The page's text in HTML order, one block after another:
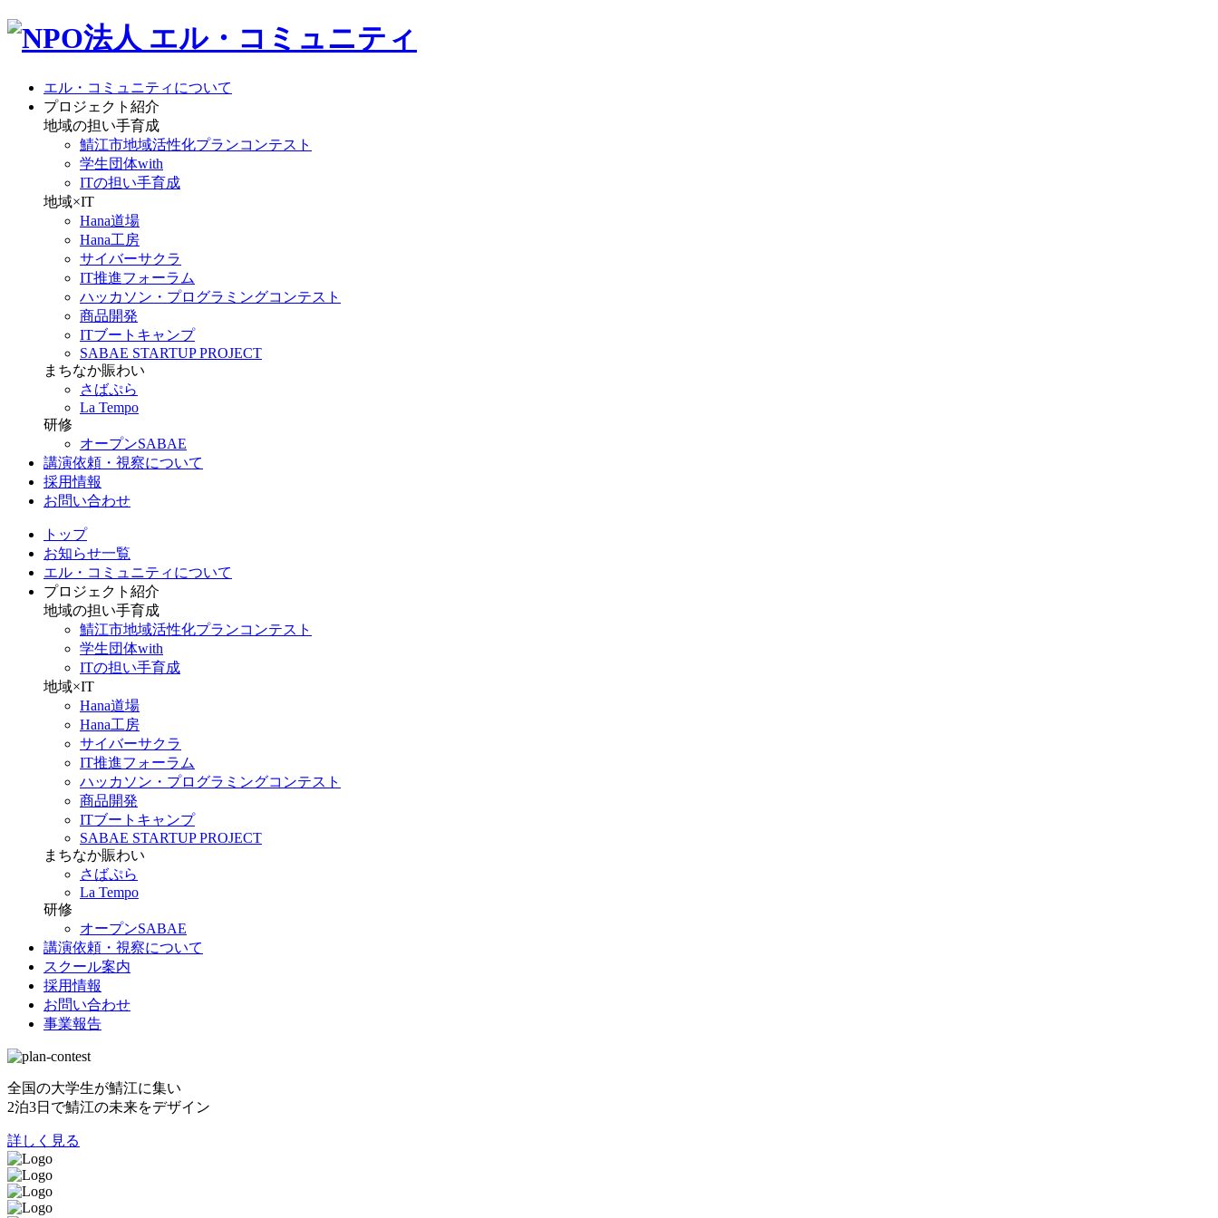
エル・コミュニティについて
プロジェクト紹介
地域の担い手育成
鯖江市地域活性化プランコンテスト
学生団体with
ITの担い手育成
地域×IT
Hana道場
Hana工房
サイバーサクラ
IT推進フォーラム
ハッカソン・プログラミングコンテスト
商品開発
ITブートキャンプ
SABAE STARTUP PROJECT
まちなか賑わい
さばぷら
La Tempo
研修
オープンSABAE
講演依頼・視察について
採用情報
お問い合わせ
トップ
お知らせ一覧
エル・コミュニティについて
プロジェクト紹介
地域の担い手育成
鯖江市地域活性化プランコンテスト
学生団体with
ITの担い手育成
地域×IT
Hana道場
Hana工房
サイバーサクラ
IT推進フォーラム
ハッカソン・プログラミングコンテスト
商品開発
ITブートキャンプ
SABAE STARTUP PROJECT
まちなか賑わい
さばぷら
La Tempo
研修
オープンSABAE
講演依頼・視察について
スクール案内
採用情報
お問い合わせ
事業報告
全国の大学生が鯖江に集い
2泊3日で鯖江の未来をデザイン
詳しく見る